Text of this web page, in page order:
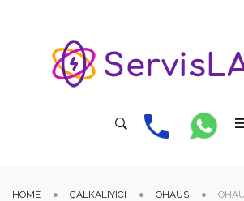
HOME ÇALKALIYICI OHAUS